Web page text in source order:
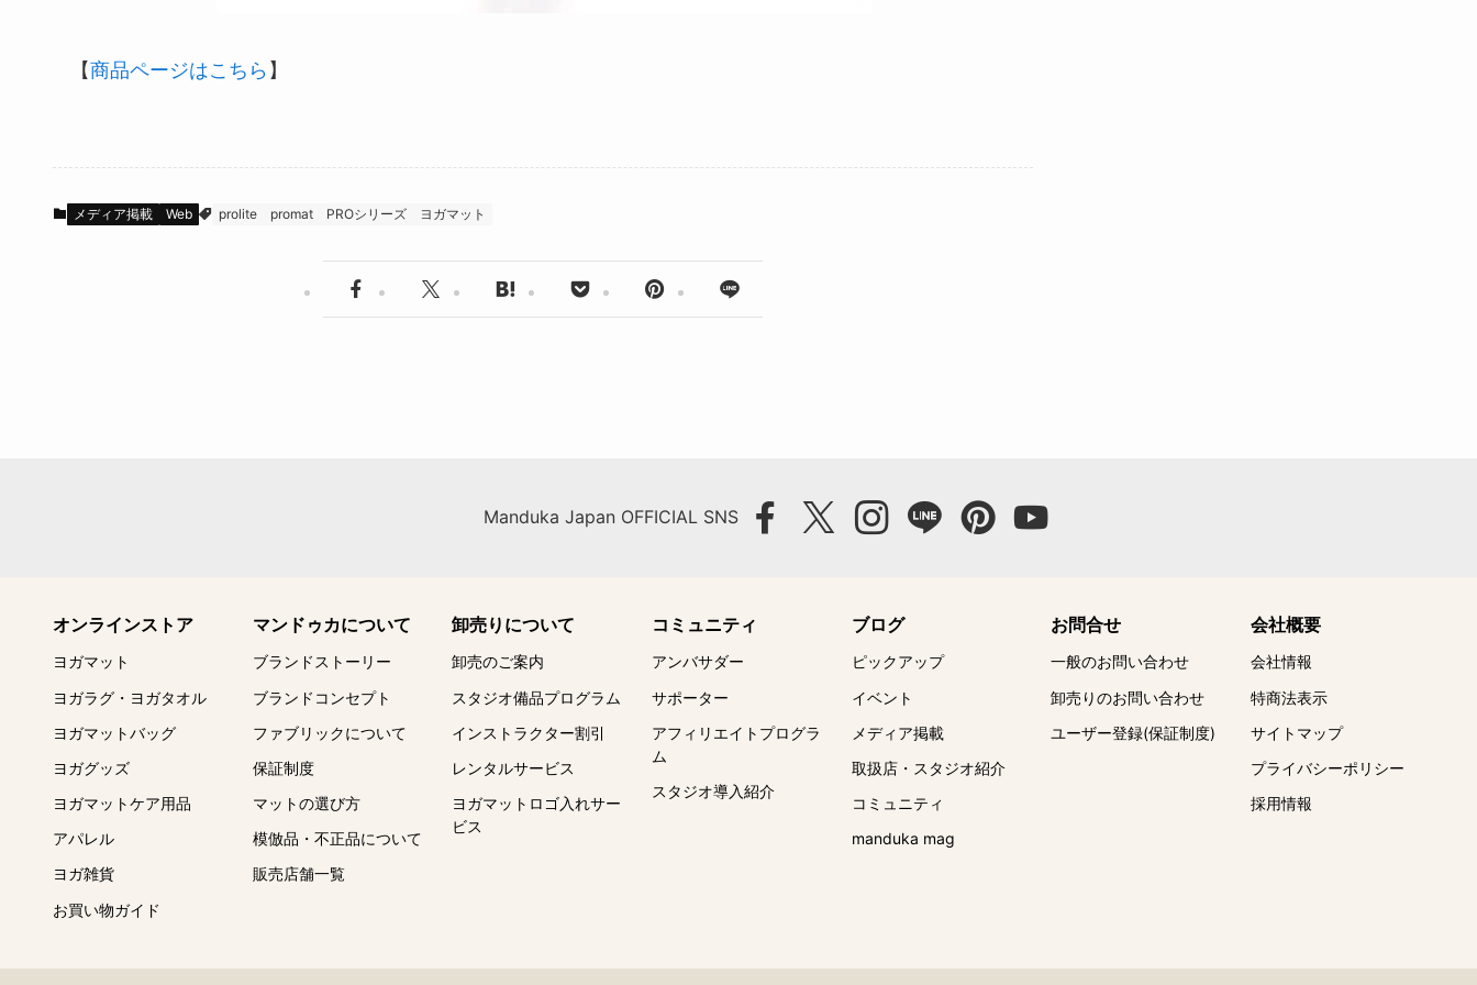
【商品ページはこちら 】
メディア掲載 Web prolite promat PROシリーズ ヨガマット
Manduka Japan OFFICIAL SNS
オンラインストア
ヨガマット
ヨガラグ・ヨガタオル
ヨガマットバッグ
ヨガグッズ
ヨガマットケア用品
アパレル
ヨガ雑貨
お買い物ガイド
マンドゥカについて
ブランドストーリー
ブランドコンセプト
ファブリックについて
保証制度
マットの選び方
模倣品・不正品について
販売店舗一覧
卸売りについて
卸売のご案内
スタジオ備品プログラム
インストラクター割引
レンタルサービス
ヨガマットロゴ入れサー
ビス
コミュニティ
アンバサダー
サポーター
アフィリエイトプログラ
ム
スタジオ導入紹介
ブログ
ピックアップ
イベント
メディア掲載
取扱店・スタジオ紹介
コミュニティ
manduka mag
お問合せ
一般のお問い合わせ
卸売りのお問い合わせ
ユーザー登録(保証制度)
会社概要
会社情報
特商法表示
サイトマップ
プライバシーポリシー
採用情報